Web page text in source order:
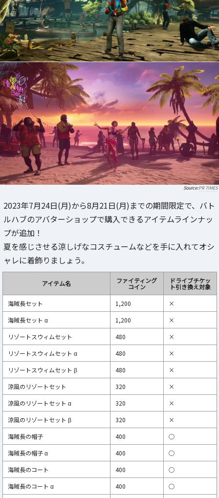
PR TIMES
2023年7月24日(月)から8月21日(月)までの期間限定で、バト
ルハブのアバターショップで購入できるアイテムラインナッ
プが追加！
夏を感じさせる涼しげなコスチュームなどを手に入れてオシ
ャレに着飾りましょう。
アイテム名 ファイティング
コイン
ドライブチケッ
ト引き換え対象
海賊長セット
1,200
×
海賊長セット α
1,200
×
リゾートスウィムセット
480
×
リゾートスウィムセット α
480
×
リゾートスウィムセット β
480
×
涼風のリゾートセット
320
×
涼風のリゾートセット α
320
×
涼風のリゾートセット β
320
×
海賊長の帽子
400
○
海賊長の帽子 α
400
○
海賊長のコート
400
○
海賊長のコート α
400
○